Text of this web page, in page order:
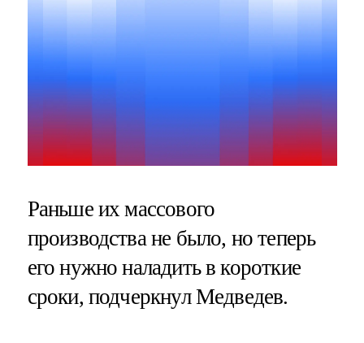
Раньше их массового
производства не было, но теперь
его нужно наладить в короткие
сроки, подчеркнул Медведев.